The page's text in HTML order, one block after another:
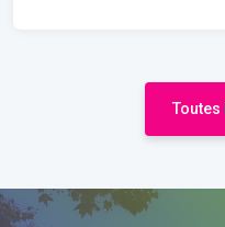
Toutes